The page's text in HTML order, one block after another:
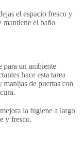
el espacio fresco y
el baño
para un ambiente
hace esta tarea
de puertas con
la higiene a largo
y fresco.